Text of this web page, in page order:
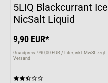
5LIQ Blackcurrant Ice
NicSalt Liquid
9,90 EUR*
Grundpreis: 990,00 EUR / Liter inkl. MwSt. zzgl.
Versand